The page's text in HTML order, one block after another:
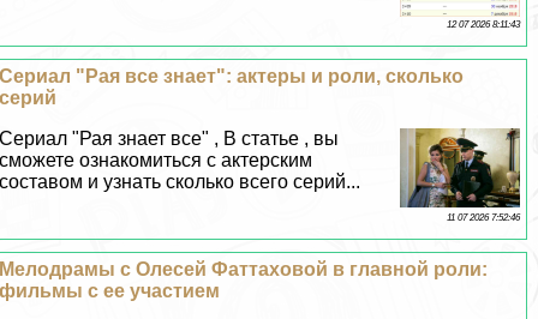
12 07 2026 8:11:43
Сериал "Рая все знает": актеры и роли, сколько
серий
Сериал "Рая знает все" , В статье , вы
сможете ознакомиться с актерским
составом и узнать сколько всего серий...
11 07 2026 7:52:46
Мелодрамы с Олесей Фаттаховой в главной роли:
фильмы с ее участием